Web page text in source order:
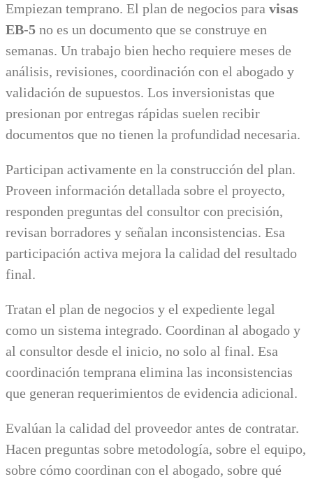
Empiezan temprano. El plan de negocios para visas
EB-5 no es un documento que se construye en
semanas. Un trabajo bien hecho requiere meses de
análisis, revisiones, coordinación con el abogado y
validación de supuestos. Los inversionistas que
presionan por entregas rápidas suelen recibir
documentos que no tienen la profundidad necesaria.
Participan activamente en la construcción del plan.
Proveen información detallada sobre el proyecto,
responden preguntas del consultor con precisión,
revisan borradores y señalan inconsistencias. Esa
participación activa mejora la calidad del resultado
final.
Tratan el plan de negocios y el expediente legal
como un sistema integrado. Coordinan al abogado y
al consultor desde el inicio, no solo al final. Esa
coordinación temprana elimina las inconsistencias
que generan requerimientos de evidencia adicional.
Evalúan la calidad del proveedor antes de contratar.
Hacen preguntas sobre metodología, sobre el equipo,
sobre cómo coordinan con el abogado, sobre qué